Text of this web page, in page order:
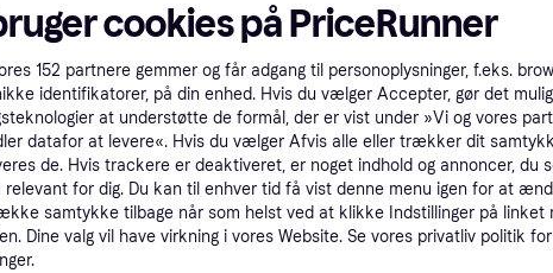
AdTab til hunde >11-22 kg 450 mg 3 stk Tyggetabletter + FRI FRAGT 29 kr. fragt,1-2 dage
cookies på PriceRunner
152 partnere gemmer og får adgang til personoplysninger, f.eks.
identifikatorer, på din enhed. Hvis du vælger Accepter, gør det
at understøtte de formål, der er vist under »Vi og vores
datafor at levere«. Hvis du vælger Afvis alle eller trækker dit
de. Hvis trackere er deaktiveret, er noget indhold og annoncer, du
relevant for dig. Du kan til enhver tid få vist denne menu igen for at
samtykke tilbage når som helst ved at klikke Indstillinger på linket
Dine valg vil have virkning i vores Website. Se vores privatliv politik